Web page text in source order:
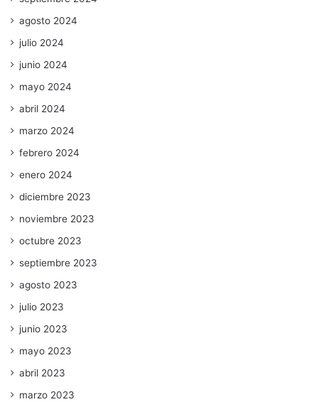
agosto 2024
julio 2024
junio 2024
mayo 2024
abril 2024
marzo 2024
febrero 2024
enero 2024
diciembre 2023
noviembre 2023
octubre 2023
septiembre 2023
agosto 2023
julio 2023
junio 2023
mayo 2023
abril 2023
marzo 2023